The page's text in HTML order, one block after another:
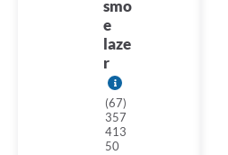
smo
e
laze
r
(67)
357
413
50